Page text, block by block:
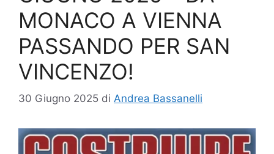
MONACO A VIENNA
PASSANDO PER SAN
VINCENZO!
30 Giugno 2025 di Andrea Bassanelli